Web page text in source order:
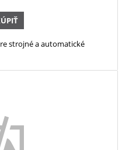
strojné a automatické